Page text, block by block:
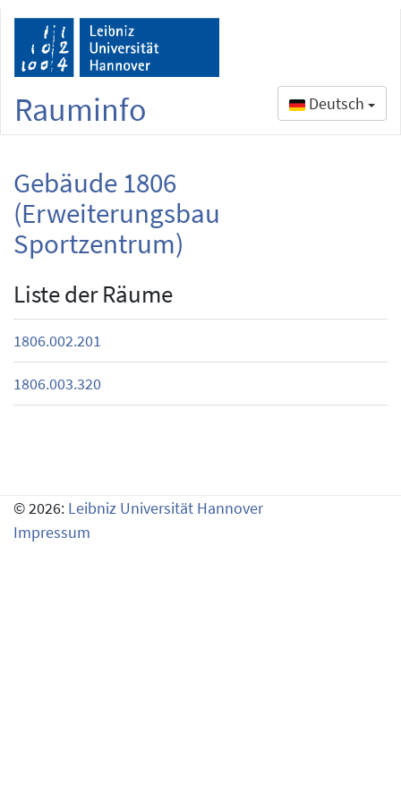
Rauminfo Deutsch
Gebäude 1806
(Erweiterungsbau
Sportzentrum)
Liste der Räume
1806.002.201
1806.003.320
© 2026: Leibniz Universität Hannover
Impressum